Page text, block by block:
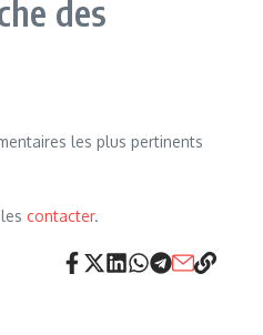
des
les plus pertinents
contacter.